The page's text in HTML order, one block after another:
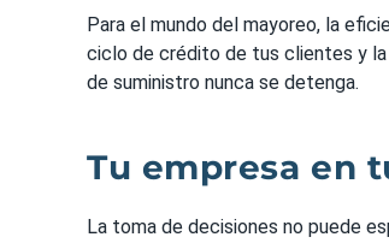
Para el mundo del mayoreo, la
ciclo de crédito de tus clientes y la
de suministro nunca se detenga.
Tu empresa en
La toma de decisiones no puede